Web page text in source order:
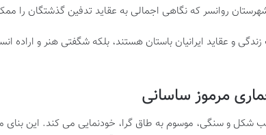
روانسر که نگاهی اجمالی به عقاید تدفین گذشتگان را
و عقاید ایرانیان باستان هستند، بلکه شگفتی هنر و اراده
مرموز ساسانی
شکل و سنگی، موسوم به طاق گرا، خودنمایی می کند. این بنای